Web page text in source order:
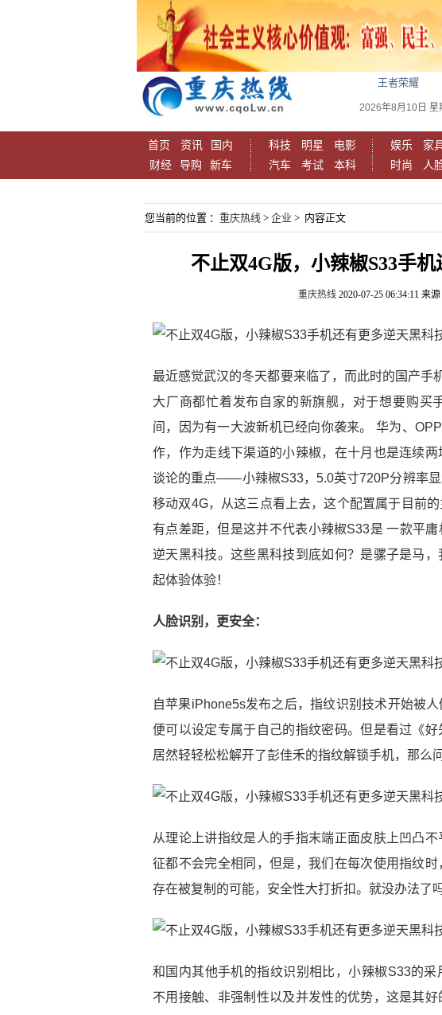
王者荣耀
2026年8月10日 星
首页 资讯
国内
财经
导购 新车
科技 明星
电影
汽车
考试 本科
娱乐 家
时尚
人
您当前的位置 ： 重庆热线 > 企业 > 内容正文
不止双4G版，小辣椒S33手
重庆热线 2020-07-25 06:34:11 来源
最近感觉武汉的冬天都要来临了，而此时的国产手
大厂商都忙着发布自家的新旗舰，对于想要购买
间，因为有一大波新机已经向你袭来。 华为、
作，作为走线下渠道的小辣椒，在十月也是连续
谈论的重点——小辣椒S33，5.0英寸720P分辨率显
移动双4G，从这三点看上去，这个配置属于目前
有点差距，但是这并不代表小辣椒S33是 一款平
逆天黑科技。这些黑科技到底如何？是骡子是马
起体验体验！
人脸识别，更安全：
自苹果iPhone5s发布之后，指纹识别技术开始被
便可以设定专属于自己的指纹密码。但是看过《
居然轻轻松松解开了彭佳禾的指纹解锁手机，那么
从理论上讲指纹是人的手指末端正面皮肤上凹凸
征都不会完全相同，但是，我们在每次使用指纹
存在被复制的可能，安全性大打折扣。就没办法了吗
和国内其他手机的指纹识别相比，小辣椒S33的
不用接触、非强制性以及并发性的优势，这是其